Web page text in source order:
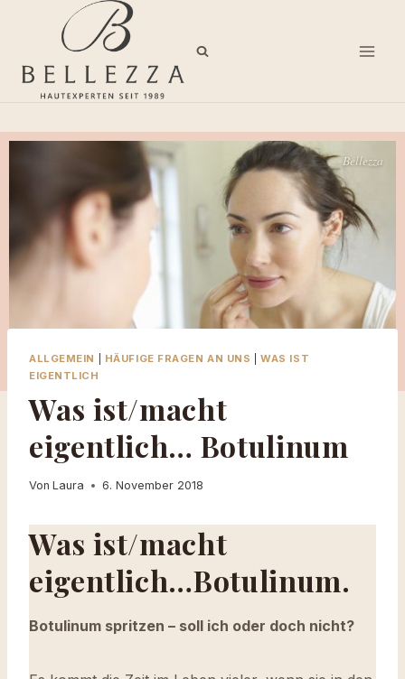
springen
ALLGEMEIN HÄUFIGE FRAGEN AN UNS |WAS IST
EIGENTLICH
Was ist/macht
eigentlich… Botulinum
Von Laura 6. November 2018
Was ist/macht
eigentlich…Botulinum.
Botulinum spritzen – soll ich oder doch nicht?